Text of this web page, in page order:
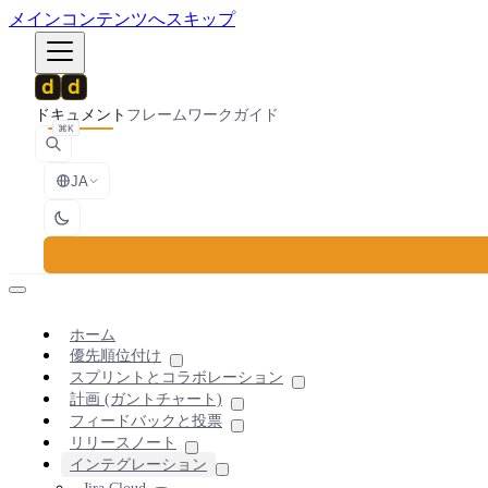
メインコンテンツへスキップ
ドキュメント フレームワークガイド
⌘K
JA
ホーム
優先順位付け
スプリントとコラボレーション
計画 (ガントチャート)
フィードバックと投票
リリースノート
インテグレーション